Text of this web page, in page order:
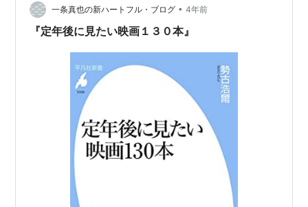
るのは4分の1くらい。結局、何パターンかの似たり寄っ
たりなんだな・・・やっぱり、ということがわかる。そ
一条真也の新ハートフル・ブログ • 4年前
『定年後に見たい映画１３０本』